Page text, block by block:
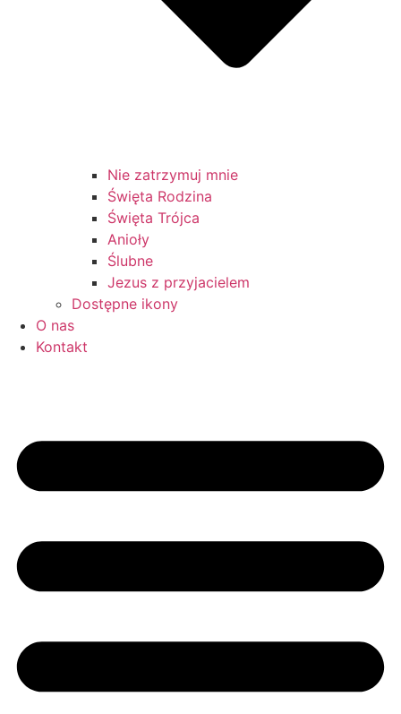
Nie zatrzymuj mnie
Święta Rodzina
Święta Trójca
Anioły
Ślubne
Jezus z przyjacielem
Dostępne ikony
O nas
Kontakt